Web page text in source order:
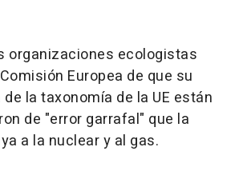
organizaciones ecologistas
Europea de que su
la taxonomía de la UE están
de "error garrafal" que la
a la nuclear y al gas.